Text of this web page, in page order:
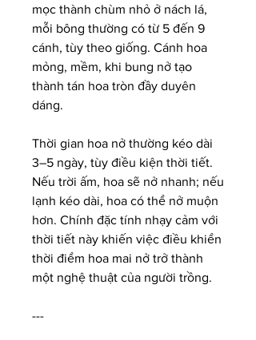
mọc thành chùm nhỏ ở nách lá,
mỗi bông thường có từ 5 đến 9
cánh, tùy theo giống. Cánh hoa
mỏng, mềm, khi bung nở tạo
thành tán hoa tròn đầy duyên
dáng.
Thời gian hoa nở thường kéo dài
3–5 ngày, tùy điều kiện thời tiết.
Nếu trời ấm, hoa sẽ nở nhanh; nếu
lạnh kéo dài, hoa có thể nở muộn
hơn. Chính đặc tính nhạy cảm với
thời tiết này khiến việc điều khiển
thời điểm hoa mai nở trở thành
một nghệ thuật của người trồng.
---